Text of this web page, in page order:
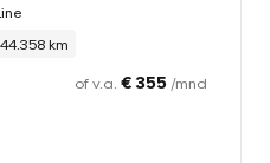
44.358 km
of v.a. € 355 /mnd